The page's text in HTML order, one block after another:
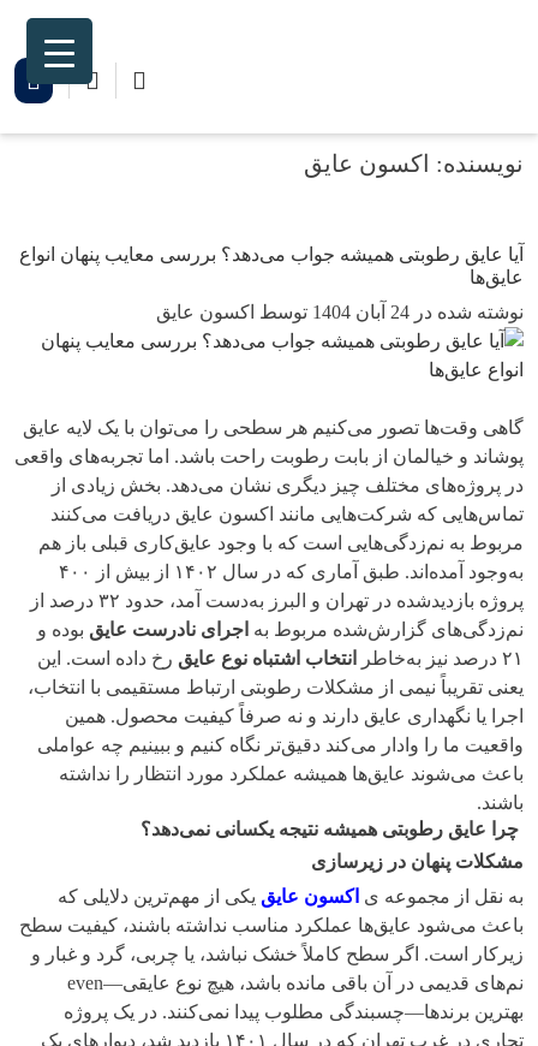
نویسنده: اکسون عایق
آیا عایق رطوبتی همیشه جواب می‌دهد؟ بررسی معایب پنهان انواع
عایق‌ها
نوشته شده در 24 آبان 1404 توسط اکسون عایق
گاهی وقت‌ها تصور می‌کنیم هر سطحی را می‌توان با یک لایه عایق
پوشاند و خیالمان از بابت رطوبت راحت باشد. اما تجربه‌های واقعی
در پروژه‌های مختلف چیز دیگری نشان می‌دهد. بخش زیادی از
تماس‌هایی که شرکت‌هایی مانند اکسون عایق دریافت می‌کنند
مربوط به نم‌زدگی‌هایی است که با وجود عایق‌کاری قبلی باز هم
به‌وجود آمده‌اند. طبق آماری که در سال ۱۴۰۲ از بیش از ۴۰۰
پروژه بازدیدشده در تهران و البرز به‌دست آمد، حدود ۳۲ درصد از
نم‌زدگی‌های گزارش‌شده مربوط به اجرای نادرست عایق بوده و
۲۱ درصد نیز به‌خاطر
انتخاب اشتباه نوع عایق رخ داده است. این
یعنی تقریباً نیمی از مشکلات رطوبتی ارتباط مستقیمی با انتخاب،
اجرا یا نگهداری عایق دارند و نه صرفاً کیفیت محصول. همین
واقعیت ما را وادار می‌کند دقیق‌تر نگاه کنیم و ببینیم چه عواملی
باعث می‌شوند عایق‌ها همیشه عملکرد مورد انتظار را نداشته
باشند.
چرا عایق رطوبتی همیشه نتیجه یکسانی نمی‌دهد؟
مشکلات پنهان در زیرسازی
به نقل از مجموعه ی اکسون عایق یکی از مهم‌ترین دلایلی که
باعث می‌شود عایق‌ها عملکرد مناسب نداشته باشند، کیفیت سطح
زیرکار است. اگر سطح کاملاً خشک نباشد، یا چربی، گرد و غبار و
نم‌های قدیمی در آن باقی مانده باشد، هیچ نوع عایقی—even
بهترین برندها—چسبندگی مطلوب پیدا نمی‌کنند. در یک پروژه
تجاری در غرب تهران که در سال ۱۴۰۱ بازدید شد، دیوارهای یک